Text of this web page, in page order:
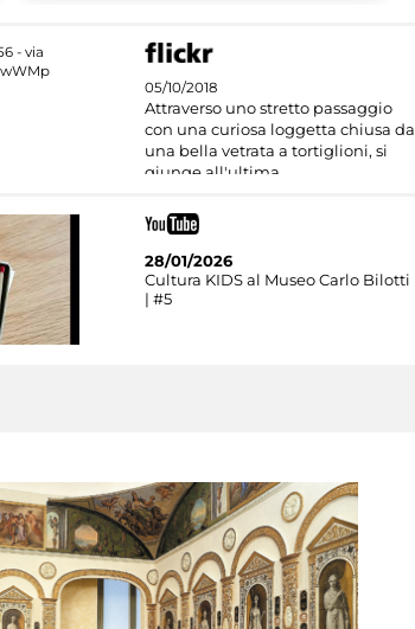
05/10/2018
Attraverso uno stretto passaggio
con una curiosa loggetta chiusa da
una bella vetrata a tortiglioni, si
giunge all'ultima
28/01/2026
Cultura KIDS al Museo Carlo Bilotti
| #5